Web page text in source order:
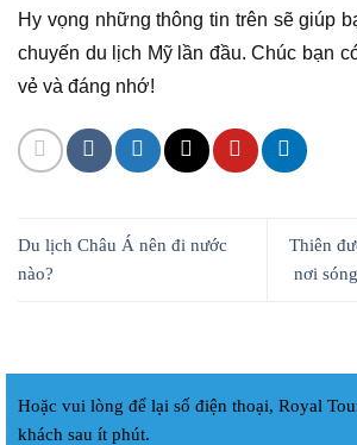
Hy vọng những thông tin trên sẽ giúp
chuyến du lịch Mỹ lần đầu. Chúc bạn
vẻ và đáng nhớ!
Du lịch Châu Á nên đi nước
nào?
Thiên
nơi
Hoặc vui lòng để lại số điện thoại, Royal
khách sau ít phút.